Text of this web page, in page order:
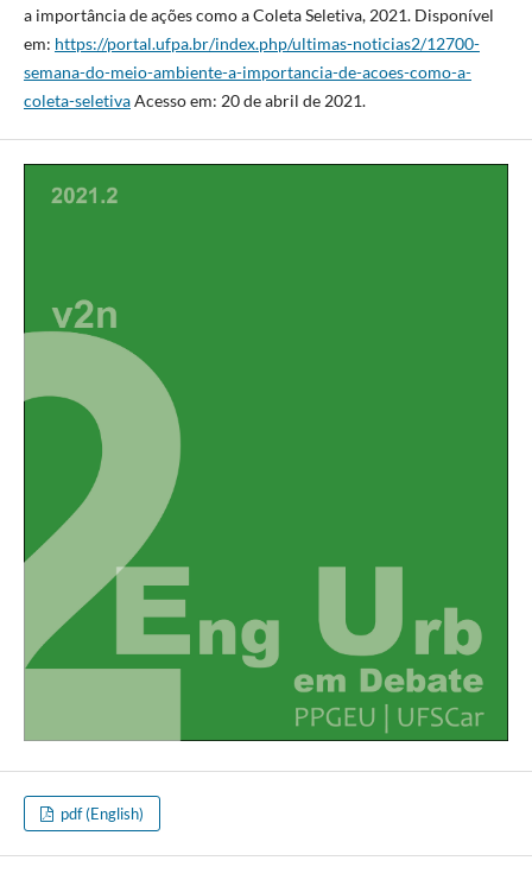
a importância de ações como a Coleta Seletiva, 2021. Disponível
em: https://portal.ufpa.br/index.php/ultimas-noticias2/12700-
semana-do-meio-ambiente-a-importancia-de-acoes-como-a-
coleta-seletivaAcesso em: 20 de abril de 2021.
pdf (English)